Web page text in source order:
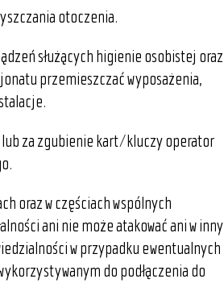
otoczenia.
służących higienie osobistej oraz
przemieszczać wyposażenia,
lub za zgubienie kart/kluczy operator
oraz w częściach wspólnych
ani nie może atakować ani w inny
w przypadku ewentualnych
do podłączenia do